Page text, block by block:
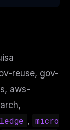
reuse, gov-
aws-
, micro